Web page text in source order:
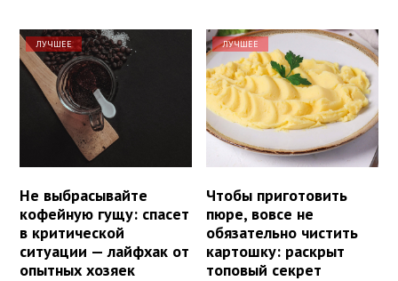
ЛУЧШЕЕ
Не выбрасывайте
кофейную гущу: спасет
в критической
ситуации — лайфхак от
опытных хозяек
ЛУЧШЕЕ
Чтобы приготовить
пюре, вовсе не
обязательно чистить
картошку: раскрыт
топовый секрет